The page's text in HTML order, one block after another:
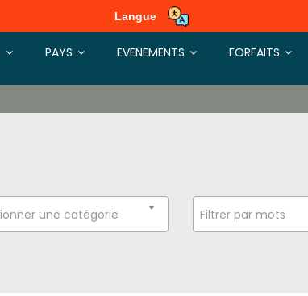
Langue
PAYS EVENEMENTS FORFAITS
une catégorie Filtrer par mots